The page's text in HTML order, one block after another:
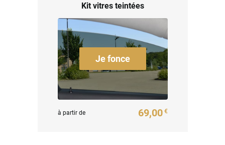
Kit vitres teintées
Je fonce
à partir de 69,00 €